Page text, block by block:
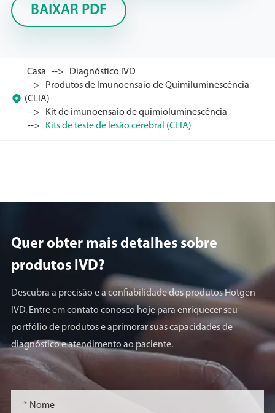
BAIXAR PDF

Casa
Diagnóstico IVD
Produtos de Imunoensaio de Quimiluminescência
(CLIA)
Kit de imunoensaio de quimioluminescência
Kits de teste de lesão cerebral (CLIA)
Quer obter mais detalhes sobre
produtos lVD?
Descubra a precisão e a confiabilidade dos produtos Hotgen
IVD. Entre em contato conosco hoje para enriquecer seu
portfólio de produtos e aprimorar suas capacidades de
diagnóstico e atendimento ao paciente.